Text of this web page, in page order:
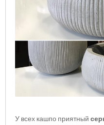
У всех кашпо приятный